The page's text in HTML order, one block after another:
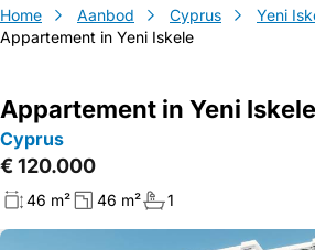
Home Aanbod Cyprus
Yeni
Appartement in Yeni Iskele
Appartement in Yeni Iskele
Cyprus
€ 120.000
46 m² 46 m² 1